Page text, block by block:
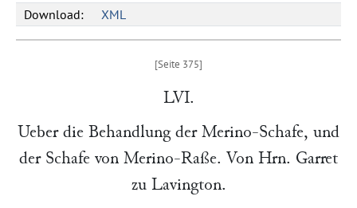
Download:
XML
LVI.
Ueber die Behandlung der Merino-Schafe, und
der Schafe von Merino-Raße. Von Hrn. Garret
zu Lavington.